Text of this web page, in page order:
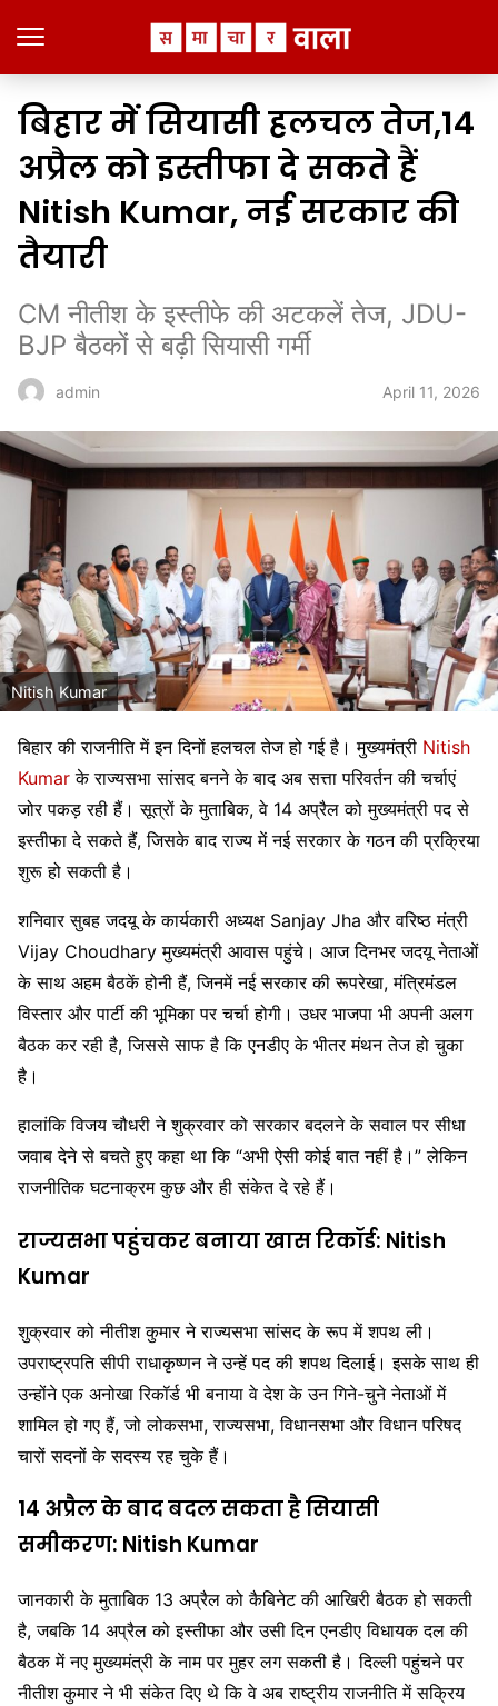
बिहार में सियासी हलचल तेज,14
अप्रैल को इस्तीफा दे सकते हैं
Nitish Kumar, नई सरकार की
तैयारी
CM नीतीश के इस्तीफे की अटकलें तेज, JDU-
BJP बैठकों से बढ़ी सियासी गर्मी
admin April 11, 2026
Nitish Kumar
बिहार की राजनीति में इन दिनों हलचल तेज हो गई है। मुख्यमंत्री Nitish
Kumar के राज्यसभा सांसद बनने के बाद अब सत्ता परिवर्तन की चर्चाएं
जोर पकड़ रही हैं। सूत्रों के मुताबिक, वे 14 अप्रैल को मुख्यमंत्री पद से
इस्तीफा दे सकते हैं, जिसके बाद राज्य में नई सरकार के गठन की प्रक्रिया
शुरू हो सकती है।
शनिवार सुबह जदयू के कार्यकारी अध्यक्ष Sanjay Jha और वरिष्ठ मंत्री
Vijay Choudhary मुख्यमंत्री आवास पहुंचे। आज दिनभर जदयू नेताओं
के साथ अहम बैठकें होनी हैं, जिनमें नई सरकार की रूपरेखा, मंत्रिमंडल
विस्तार और पार्टी की भूमिका पर चर्चा होगी। उधर भाजपा भी अपनी अलग
बैठक कर रही है, जिससे साफ है कि एनडीए के भीतर मंथन तेज हो चुका
है।
हालांकि विजय चौधरी ने शुक्रवार को सरकार बदलने के सवाल पर सीधा
जवाब देने से बचते हुए कहा था कि “अभी ऐसी कोई बात नहीं है।” लेकिन
राजनीतिक घटनाक्रम कुछ और ही संकेत दे रहे हैं।
राज्यसभा पहुंचकर बनाया खास रिकॉर्ड: Nitish
Kumar
शुक्रवार को नीतीश कुमार ने राज्यसभा सांसद के रूप में शपथ ली।
उपराष्ट्रपति सीपी राधाकृष्णन ने उन्हें पद की शपथ दिलाई। इसके साथ ही
उन्होंने एक अनोखा रिकॉर्ड भी बनाया वे देश के उन गिने-चुने नेताओं में
शामिल हो गए हैं, जो लोकसभा, राज्यसभा, विधानसभा और विधान परिषद
चारों सदनों के सदस्य रह चुके हैं।
14 अप्रैल के बाद बदल सकता है सियासी
समीकरण: Nitish Kumar
जानकारी के मुताबिक 13 अप्रैल को कैबिनेट की आखिरी बैठक हो सकती
है, जबकि 14 अप्रैल को इस्तीफा और उसी दिन एनडीए विधायक दल की
बैठक में नए मुख्यमंत्री के नाम पर मुहर लग सकती है। दिल्ली पहुंचने पर
नीतीश कुमार ने भी संकेत दिए थे कि वे अब राष्ट्रीय राजनीति में सक्रिय